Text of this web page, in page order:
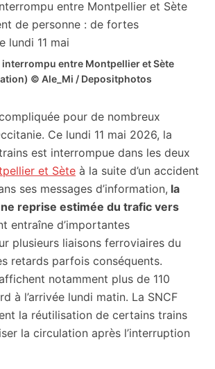
interrompu entre Montpellier et Sète
© Ale_Mi / Depositphotos
pour de nombreux
Ce lundi 11 mai 2026, la
est interrompue dans les deux
et Sète à la suite d’un accident
ses messages d’information, la
reprise estimée du trafic vers
entraîne d’importantes
plusieurs liaisons ferroviaires du
retards parfois conséquents.
notamment plus de 110
à l’arrivée lundi matin. La SNCF
la réutilisation de certains trains
la circulation après l’interruption